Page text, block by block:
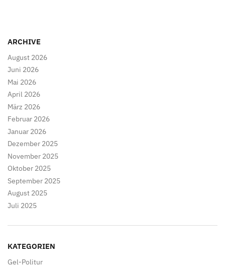
ARCHIVE
August 2026
Juni 2026
Mai 2026
April 2026
März 2026
Februar 2026
Januar 2026
Dezember 2025
November 2025
Oktober 2025
September 2025
August 2025
Juli 2025
KATEGORIEN
Gel-Politur